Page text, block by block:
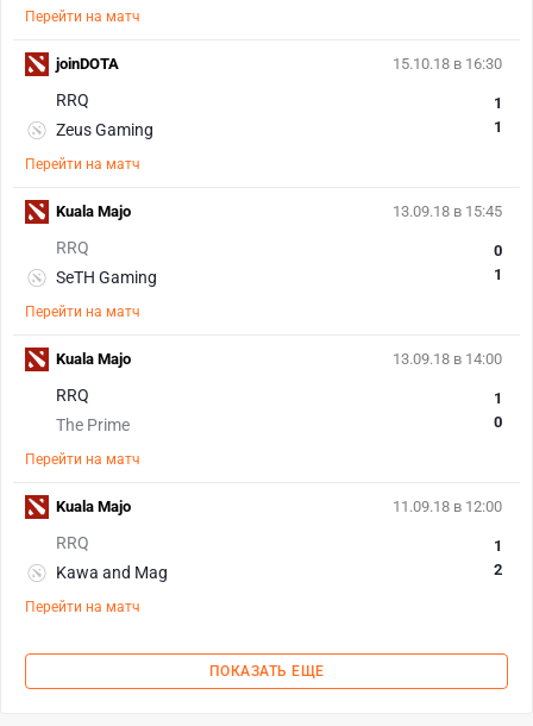
Перейти на матч
15.10.18 в 16:30
RRQ
Zeus Gaming
1
1
Перейти на матч
joinDOTA
13.09.18 в 15:45
RRQ
SeTH Gaming
0
1
Перейти на матч
Kuala Majo
13.09.18 в 14:00
RRQ
The Prime
1
0
Перейти на матч
Kuala Majo
11.09.18 в 12:00
RRQ
Kawa and Mag
1
2
Перейти на матч
Kuala Majo
ПОКАЗАТЬ ЕЩЕ